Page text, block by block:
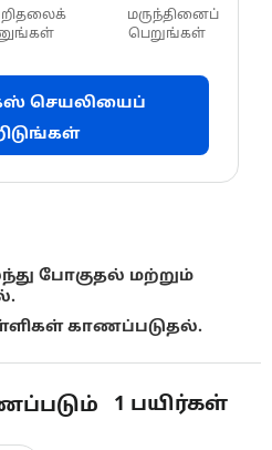
மருந்தினைப்
பெறுங்கள்
செயலியைப்
போகுதல் மற்றும்
காணப்படுதல்.
1 பயிர்கள்